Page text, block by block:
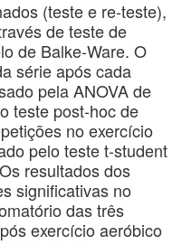
(teste e re-teste),
de teste de
de Balke-Ware. O
série após cada
pela ANOVA de
teste post-hoc de
no exercício
pelo teste t-student
resultados dos
significativas no
das três
exercício aeróbico